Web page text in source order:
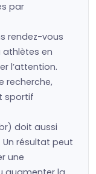
par
rendez-vous
athlètes en
l’attention.
recherche,
sportif
doit aussi
résultat peut
une